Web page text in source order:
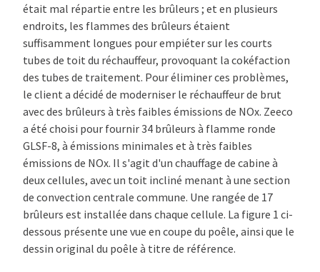
était mal répartie entre les brûleurs ; et en plusieurs
endroits, les flammes des brûleurs étaient
suffisamment longues pour empiéter sur les courts
tubes de toit du réchauffeur, provoquant la cokéfaction
des tubes de traitement. Pour éliminer ces problèmes,
le client a décidé de moderniser le réchauffeur de brut
avec des brûleurs à très faibles émissions de NOx. Zeeco
a été choisi pour fournir 34 brûleurs à flamme ronde
GLSF-8, à émissions minimales et à très faibles
émissions de NOx. Il s'agit d'un chauffage de cabine à
deux cellules, avec un toit incliné menant à une section
de convection centrale commune. Une rangée de 17
brûleurs est installée dans chaque cellule. La figure 1 ci-
dessous présente une vue en coupe du poêle, ainsi que le
dessin original du poêle à titre de référence.